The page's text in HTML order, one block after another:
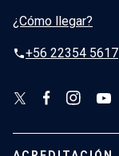
¿Cómo llegar?
phone+56 22354 5617